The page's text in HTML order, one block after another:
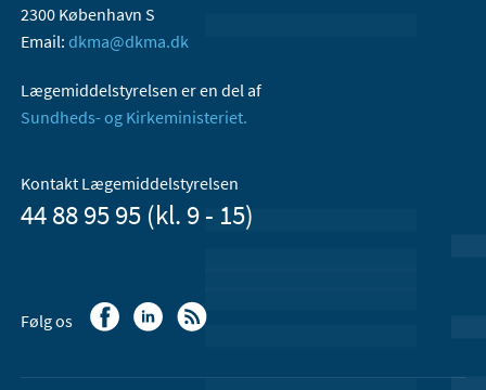
2300 København S
Email: dkma@dkma.dk
Lægemiddelstyrelsen er en del af
Sundheds- og Kirkeministeriet.
Kontakt Lægemiddelstyrelsen
44 88 95 95 (kl. 9 - 15)
Følg os